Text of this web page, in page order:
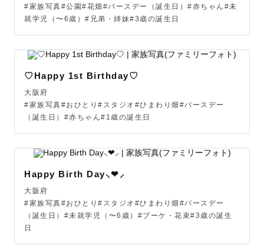
長を見届ける、“ご家族の専属カメラマン”に私がなります
🚃対応エリアやスケジュール
基本的に交通機関での移動となるため、撮影場所が最寄駅
から離れている場合、駅までのお迎えなどのご相談をお願
いすることがございます🙇🏻‍♀️
✏️最後に...
私は今日が終わり眠る前に、子供たちの寝顔を見ながら"ま
た1日この子達と一緒に過ごせる日々が終わってしまった
😢"と思い切なくなることがあります。
#家族写真#公園#花畑#バースデー（誕生日）#赤ちゃん#未
就学児（〜6歳）#兄弟・姉妹#3歳の誕生日
♡Happy 1st Birthday♡
大阪府
#家族写真#おひとり#スタジオ#ひまわり畑#バースデー
（誕生日）#赤ちゃん#1歳の誕生日
Happy Birth Day⸜❤︎⸝
大阪府
#家族写真#おひとり#スタジオ#ひまわり畑#バースデー
（誕生日）#未就学児（〜6歳）#ブーケ・花束#3歳の誕生
日